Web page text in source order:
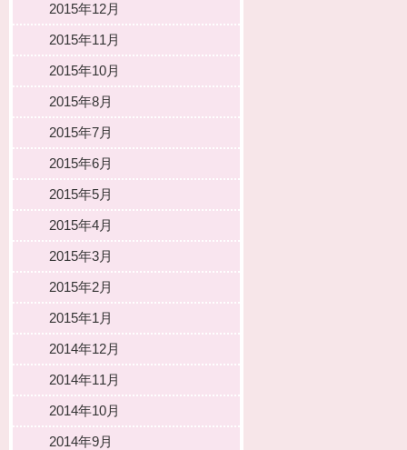
2015年12月
2015年11月
2015年10月
2015年8月
2015年7月
2015年6月
2015年5月
2015年4月
2015年3月
2015年2月
2015年1月
2014年12月
2014年11月
2014年10月
2014年9月